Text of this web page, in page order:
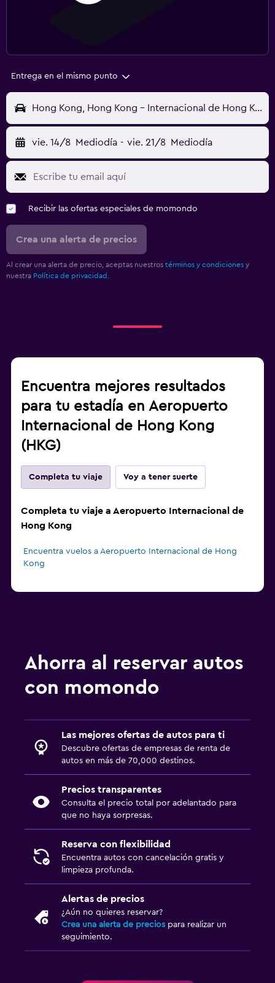
Entrega en el mismo punto
Hong Kong, Hong Kong - Internacional de Hong Kong (HKG)
vie. 14/8 Mediodía - vie. 21/8 Mediodía
Recibir las ofertas especiales de momondo
Crea una alerta de precios
Al crear una alerta de precio, aceptas nuestros términos y condiciones y
nuestra Política de privacidad.
Encuentra mejores resultados
para tu estadía en Aeropuerto
Internacional de Hong Kong
(HKG)
Completa tu viaje Voy a tener suerte
Completa tu viaje a Aeropuerto Internacional de
Hong Kong
Encuentra vuelos a Aeropuerto Internacional de Hong
Kong
Ahorra al reservar autos
con momondo
Las mejores ofertas de autos para ti
Descubre ofertas de empresas de renta de
autos en más de 70,000 destinos.
Precios transparentes
Consulta el precio total por adelantado para
que no haya sorpresas.
Reserva con flexibilidad
Encuentra autos con cancelación gratis y
limpieza profunda.
Alertas de precios
¿Aún no quieres reservar?
Crea una alerta de precios para realizar un
seguimiento.